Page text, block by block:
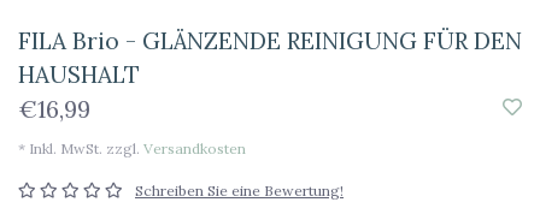
FILA Brio - GLÄNZENDE REINIGUNG FÜR DEN
HAUSHALT
€16,99
* Inkl. MwSt. zzgl. Versandkosten
Schreiben Sie eine Bewertung!